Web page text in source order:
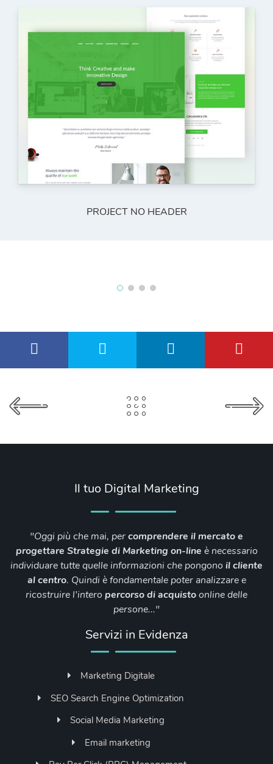
PROJECT NO HEADER
Il tuo Digital Marketing
"Oggi più che mai, percomprendere il mercato e
progettare Strategie di Marketing on-line è necessario
individuare tutte quelle informazioni che pongonoil cliente
alcentro. Quindi è fondamentale poter analizzare e
ricostruire l’interopercorso diacquistoonline delle
persone..."
Servizi in Evidenza
Marketing Digitale
SEO Search Engine Optimization
Social Media Marketing
Email marketing